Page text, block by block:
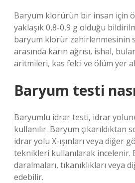
Baryum klorürün bir insan için
yaklaşık 0,8-0,9 g olduğu
baryum klorür zehirlenmesinin
arasında karın ağrısı, ishal,
aritmileri, kas felci ve ölüm yer
Baryum testi
Baryumlu idrar testi, idrar
kullanılır. Baryum çıkarıldıktan
idrar yolu X-ışınları veya diğer
teknikleri kullanılarak incelenir.
daralmaları, tıkanıklıkları veya
edebilir.